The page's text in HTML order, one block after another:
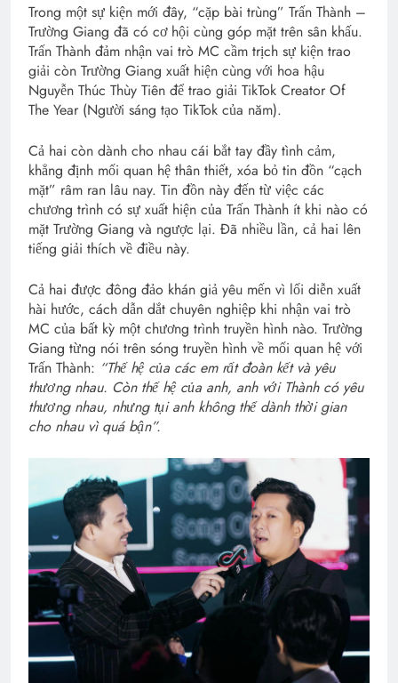
Trong một sự kiện mới đây, “cặp bài trùng” Trấn Thành –
Trường Giang đã có cơ hội cùng góp mặt trên sân khấu.
Trấn Thành đảm nhận vai trò MC cầm trịch sự kiện trao
giải còn Trường Giang xuất hiện cùng với hoa hậu
Nguyễn Thúc Thùy Tiên để trao giải TikTok Creator Of
The Year (Người sáng tạo TikTok của năm).
Cả hai còn dành cho nhau cái bắt tay đầy tình cảm,
khẳng định mối quan hệ thân thiết, xóa bỏ tin đồn “cạch
mặt” râm ran lâu nay. Tin đồn này đến từ việc các
chương trình có sự xuất hiện của Trấn Thành ít khi nào có
mặt Trường Giang và ngược lại. Đã nhiều lần, cả hai lên
tiếng giải thích về điều này.
Cả hai được đông đảo khán giả yêu mến vì lối diễn xuất
hài hước, cách dẫn dắt chuyên nghiệp khi nhận vai trò
MC của bất kỳ một chương trình truyền hình nào. Trường
Giang từng nói trên sóng truyền hình về mối quan hệ với
Trấn Thành: “Thế hệ của các em rất đoàn kết và yêu
thương nhau. Còn thế hệ của anh, anh với Thành có yêu
thương nhau, nhưng tụi anh không thể dành thời gian
cho nhau vì quá bận”.